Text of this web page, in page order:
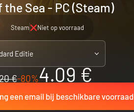
the Sea - PC (Steam)
Steam Niet op voorraad
Editie
€-80%4.09 €
een email bij beschikbare voorraad